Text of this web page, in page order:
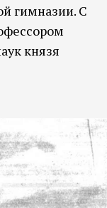
гимназии. С
князя